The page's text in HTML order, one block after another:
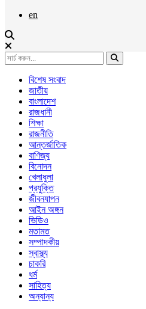
en
বিশেষ সংবাদ
জাতীয়
বাংলাদেশ
রাজধানী
শিক্ষা
রাজনীতি
আন্তর্জাতিক
বাণিজ্য
বিনোদন
খেলাধুলা
প্রযুক্তি
জীবনযাপন
আইন অঙ্গন
ভিডিও
মতামত
সম্পাদকীয়
স্বাস্থ্য
চাকরি
ধর্ম
সাহিত্য
অন্যান্য